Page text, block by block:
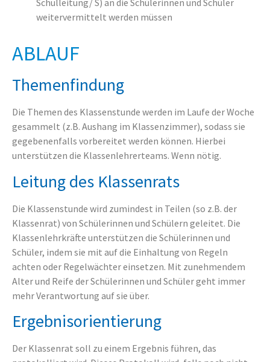
Schulleitung/ S) an die Schülerinnen und Schüler
weitervermittelt werden müssen
ABLAUF
Themenfindung
Die Themen des Klassenstunde werden im Laufe der Woche
gesammelt (z.B. Aushang im Klassenzimmer), sodass sie
gegebenenfalls vorbereitet werden können. Hierbei
unterstützen die Klassenlehrerteams. Wenn nötig.
Leitung des Klassenrats
Die Klassenstunde wird zumindest in Teilen (so z.B. der
Klassenrat) von Schülerinnen und Schülern geleitet. Die
Klassenlehrkräfte unterstützen die Schülerinnen und
Schüler, indem sie mit auf die Einhaltung von Regeln
achten oder Regelwächter einsetzen. Mit zunehmendem
Alter und Reife der Schülerinnen und Schüler geht immer
mehr Verantwortung auf sie über.
Ergebnisorientierung
Der Klassenrat soll zu einem Ergebnis führen, das